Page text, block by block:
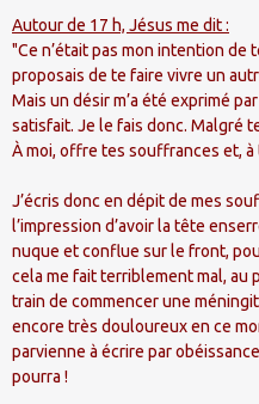
Autour de 17 h, Jésus me dit :
"Ce n’était pas mon intention de
proposais de te faire vivre un
Mais un désir m’a été exprimé
satisfait. Je le fais donc. Malgré
À moi, offre tes souffrances et,
J’écris donc en dépit de mes
l’impression d’avoir la tête
nuque et conflue sur le front,
cela me fait terriblement mal, au
train de commencer une
encore très douloureux en ce
parvienne à écrire par
pourra !